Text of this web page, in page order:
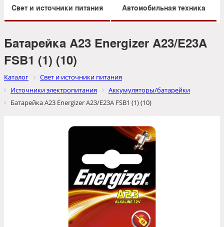
Свет и источники питания Автомобильная техника
Батарейка А23 Energizer A23/E23A
FSB1 (1) (10)
Каталог
Свет и источники питания
Источники электропитания
Аккумуляторы/батарейки
Батарейка А23 Energizer A23/E23A FSB1 (1) (10)